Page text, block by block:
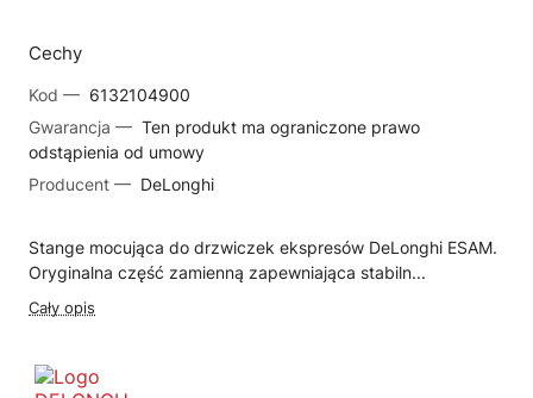
Cechy
Kod — 6132104900
Gwarancja — Ten produkt ma ograniczone prawo
odstąpienia od umowy
Producent — DeLonghi
Stange mocująca do drzwiczek ekspresów DeLonghi ESAM.
Oryginalna część zamienną zapewniająca stabiln...
Cały opis